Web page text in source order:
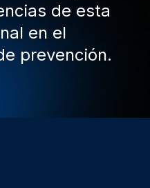
de esta
en el
prevención.